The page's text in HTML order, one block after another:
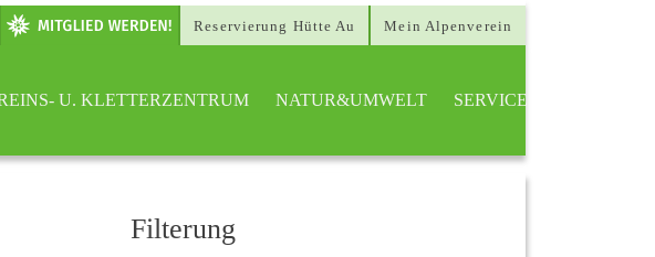
Reservierung Hütte Au Mein Alpenverein
U. KLETTERZENTRUM NATUR&UMWELT SERVICE
Filterung